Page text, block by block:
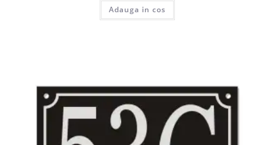
Adauga in cos
Acest
are
în
pagina
produsului.